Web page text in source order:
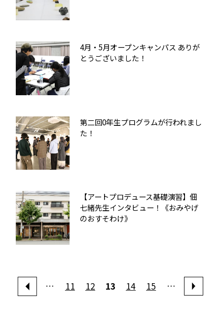
4月・5月オープンキャンパス ありが
とうございました！
第二回0年生プログラムが行われまし
た！
【アートプロデュース基礎演習】佃
七緒先生インタビュー！《おみやげ
のおすそわけ》
… 11 12 13 14 15 …